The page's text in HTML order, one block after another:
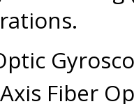
Fiber